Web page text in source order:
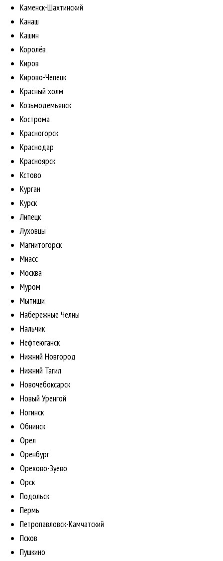
Каменск-Шахтинский
Канаш
Кашин
Королёв
Киров
Кирово-Чепецк
Красный холм
Козьмодемьянск
Кострома
Красногорск
Краснодар
Красноярск
Кстово
Курган
Курск
Липецк
Луховцы
Магнитогорск
Миасс
Москва
Муром
Мытищи
Набережные Челны
Нальчик
Нефтеюганск
Нижний Новгород
Нижний Тагил
Новочебоксарск
Новый Уренгой
Ногинск
Обнинск
Орел
Оренбург
Орехово-Зуево
Орск
Подольск
Пермь
Петропавловск-Камчатский
Псков
Пушкино